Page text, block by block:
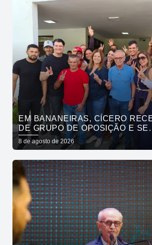
EM BANANEIRAS, CÍCERO
DE GRUPO DE OPOSIÇÃO E SE
COMPROMETE COM
SANITÁRIO
8 de agosto de 2026